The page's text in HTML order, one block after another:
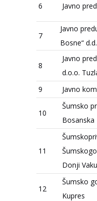
6 Javno
7
Javno
Bosne“
8
Javno
d.o.o.
9 Javno
10
Šumsko
Bosanska
11
Donji
12
Šumsko
Kupres